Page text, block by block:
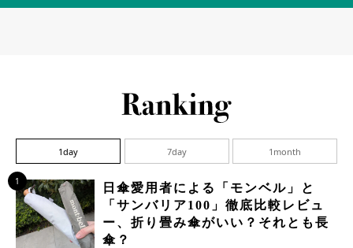
1day 7day 1month
1
日傘愛用者による「モンベル」と
「サンバリア100」徹底比較レビュ
ー、折り畳み傘がいい？それとも長
傘？